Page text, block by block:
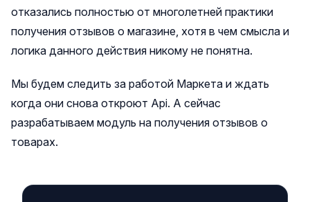
отказались полностью от многолетней практики
получения отзывов о магазине, хотя в чем смысла и
логика данного действия никому не понятна.
Мы будем следить за работой Маркета и ждать
когда они снова откроют Api. А сейчас
разрабатываем модуль на получения отзывов о
товарах.